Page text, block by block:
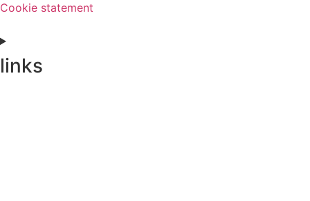
Cookie statement
links